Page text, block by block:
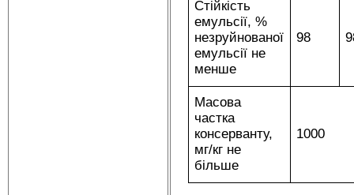
Стійкість
емульсії, %
незруйнованої
емульсії не
менше
98
Масова
частка
консерванту,
мг/кг не
більше
1000